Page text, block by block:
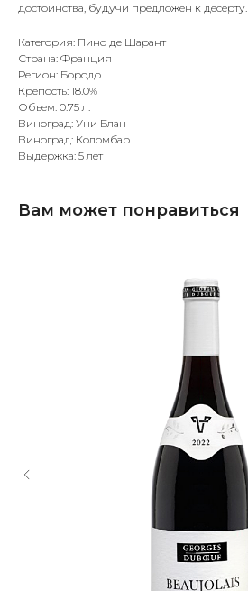
достоинства, будучи предложен к десерту.
Категория: Пино де Шарант
Страна: Франция
Регион: Бородо
Крепость: 18.0%
Объем: 0.75 л.
Виноград: Уни Блан
Виноград: Коломбар
Выдержка: 5 лет
Вам может понравиться